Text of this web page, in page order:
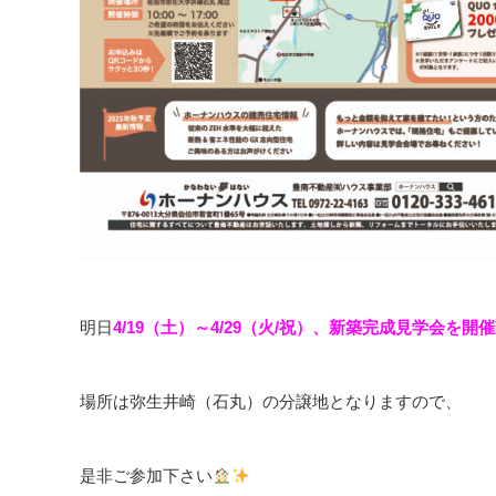
明日4/19（土）～4/29（火/祝）、新築完成見学会を開催
場所は弥生井崎（石丸）の分譲地となりますので、
是非ご参加下さい